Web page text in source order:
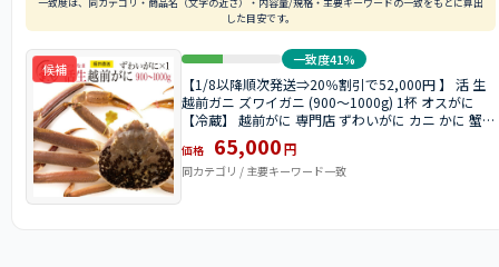
した目安です。
候補
一致度41%
【1/8以降順次発送⇒20％割引で52,000円 】 活 生
越前ガニ ズワイガニ (900〜1000g) 1杯 オスがに
【冷蔵】 越前がに 専門店 ずわいがに カニ かに 蟹
ギフト 加能ガニ 送料無料
価格 65,000円
同カテゴリ / 主要キーワード一致